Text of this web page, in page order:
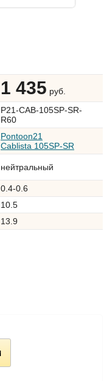
1 435 руб.
P21-CAB-105SP-SR-
R60
Pontoon21
Cablista 105SP-SR
нейтральный
0.4-0.6
10.5
13.9